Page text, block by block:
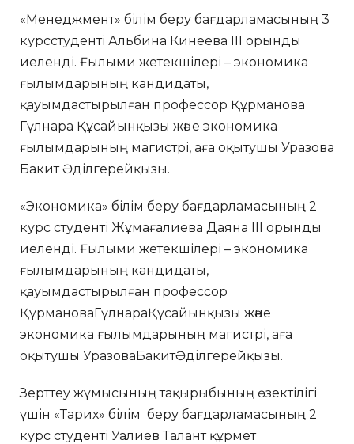
«Менеджмент» білім беру бағдарламасының 3
курсстуденті Альбина Кинеева ІІІ орынды
иеленді. Ғылыми жетекшілері – экономика
ғылымдарының кандидаты,
қауымдастырылған профессор Құрманова
Гүлнара Құсайынқызы және экономика
ғылымдарының магистрі, аға оқытушы Уразова
Бакит Әділгерейқызы.
«Экономика» білім беру бағдарламасының 2
курс студенті Жұмағалиева Даяна ІІІ орынды
иеленді. Ғылыми жетекшілері – экономика
ғылымдарының кандидаты,
қауымдастырылған профессор
ҚұрмановаГүлнараҚұсайынқызы және
экономика ғылымдарының магистрі, аға
оқытушы УразоваБакитӘділгерейқызы.
Зерттеу жұмысының тақырыбының өзектілігі
үшін «Тарих» білім беру бағдарламасының 2
курс студенті Уалиев Талант құрмет